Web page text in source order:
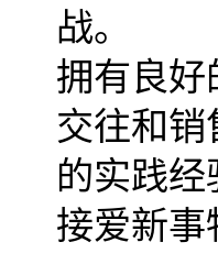
战。
拥有良好
交往和
的实践
接爱新事